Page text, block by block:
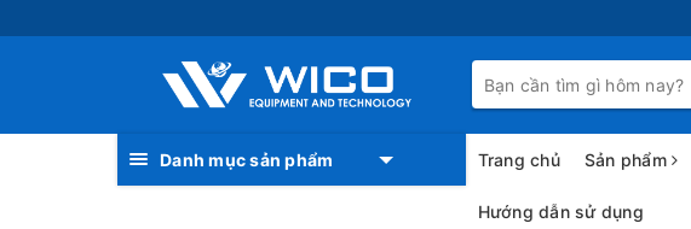
Danh mục sản phẩm Trang chủ Sản phẩm
Hướng dẫn sử dụng